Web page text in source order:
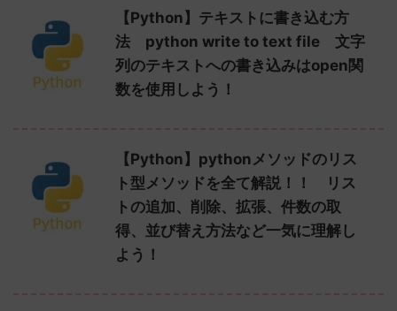
【Python】テキストに書き込む方
法 python write to text file 文字
列のテキストへの書き込みはopen関
数を使用しよう！
【Python】pythonメソッドのリス
ト型メソッドを全て解説！！ リス
トの追加、削除、拡張、件数の取
得、並び替え方法など一気に理解し
よう！